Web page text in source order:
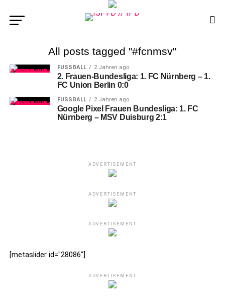
All posts tagged "#fcnmsv"
FUSSBALL 2 Jahren ago
2. Frauen-Bundesliga: 1. FC Nürnberg – 1.
FC Union Berlin 0:0
FUSSBALL 2 Jahren ago
Google Pixel Frauen Bundesliga: 1. FC
Nürnberg – MSV Duisburg 2:1
ADVERTISEMENT
ADVERTISEMENT
ADVERTISEMENT
[metaslider id="28086"]
ADVERTISEMENT